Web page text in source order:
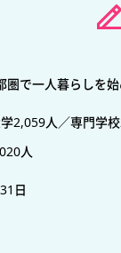
で一人暮らしを
2,059人／専門学
人
日